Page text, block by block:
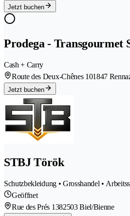
Jetzt buchen
Prodega - Transgourmet
Cash + Carry
Route des Deux-Chênes 101847
Jetzt buchen
STBJ Török
Schutzbekleidung • Grosshandel •
Geöffnet
Rue des Prés 1382503 Biel/Bienne